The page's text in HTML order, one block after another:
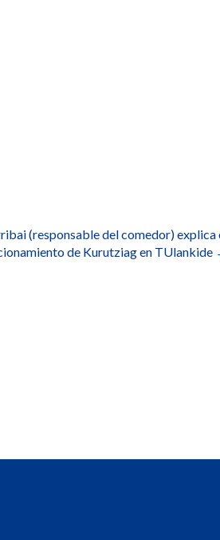
(responsable del comedor) explica
de Kurutziag en TUlankide